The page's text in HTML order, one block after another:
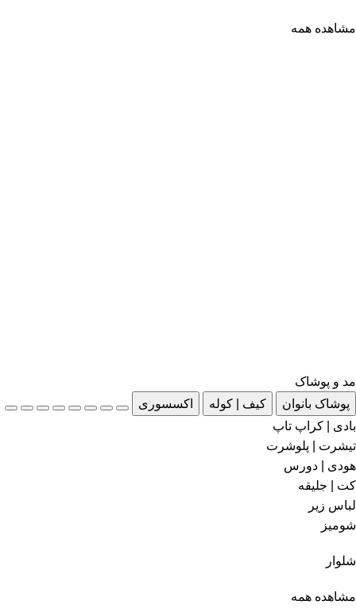
مشاهده همه
مد و پوشاک
پوشاک بانوان
کیف | کوله
اکسسوری
بادی | کراپ تاپ
تیشرت | پلوشرت
هودی | دورس
کت | جلیقه
لباس زیر
شومیز
شلوار
مشاهده همه